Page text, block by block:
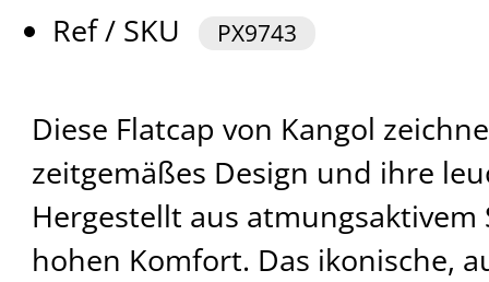
Ref / SKU
PX9743
Diese Flatcap von Kangol
zeitgemäßes Design und ihre
Hergestellt aus atmungsaktivem
hohen Komfort. Das ikonische,